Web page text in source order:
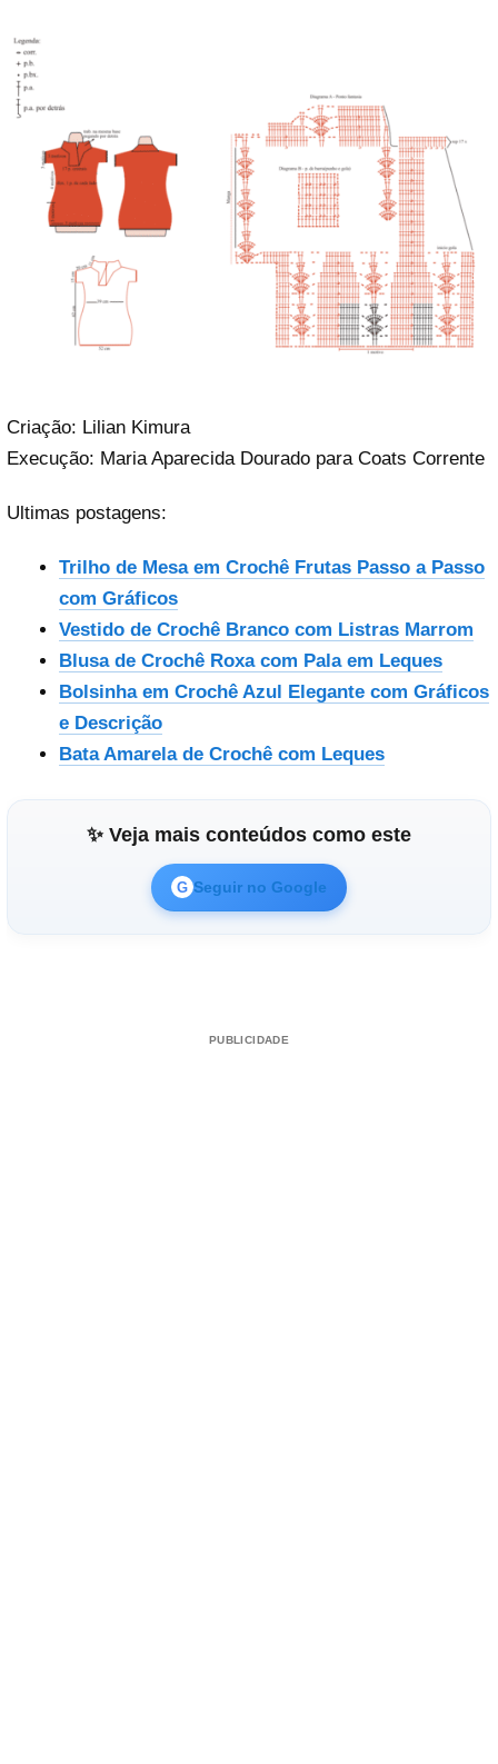
Criação: Lilian Kimura
Execução: Maria Aparecida Dourado para Coats Corrente
Ultimas postagens:
Trilho de Mesa em Crochê Frutas Passo a Passo
com Gráficos
Vestido de Crochê Branco com Listras Marrom
Blusa de Crochê Roxa com Pala em Leques
Bolsinha em Crochê Azul Elegante com Gráficos
e Descrição
Bata Amarela de Crochê com Leques
✨ Veja mais conteúdos como este
G Seguir no Google
PUBLICIDADE